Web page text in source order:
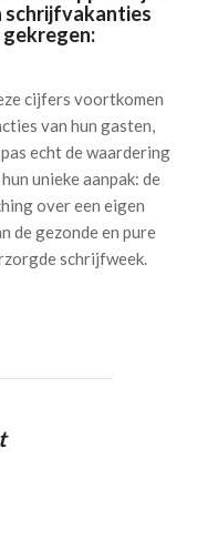
schrijfvakanties
gekregen:
cijfers voortkomen
van hun gasten,
echt de waardering
unieke aanpak: de
over een eigen
de gezonde en pure
schrijfweek.